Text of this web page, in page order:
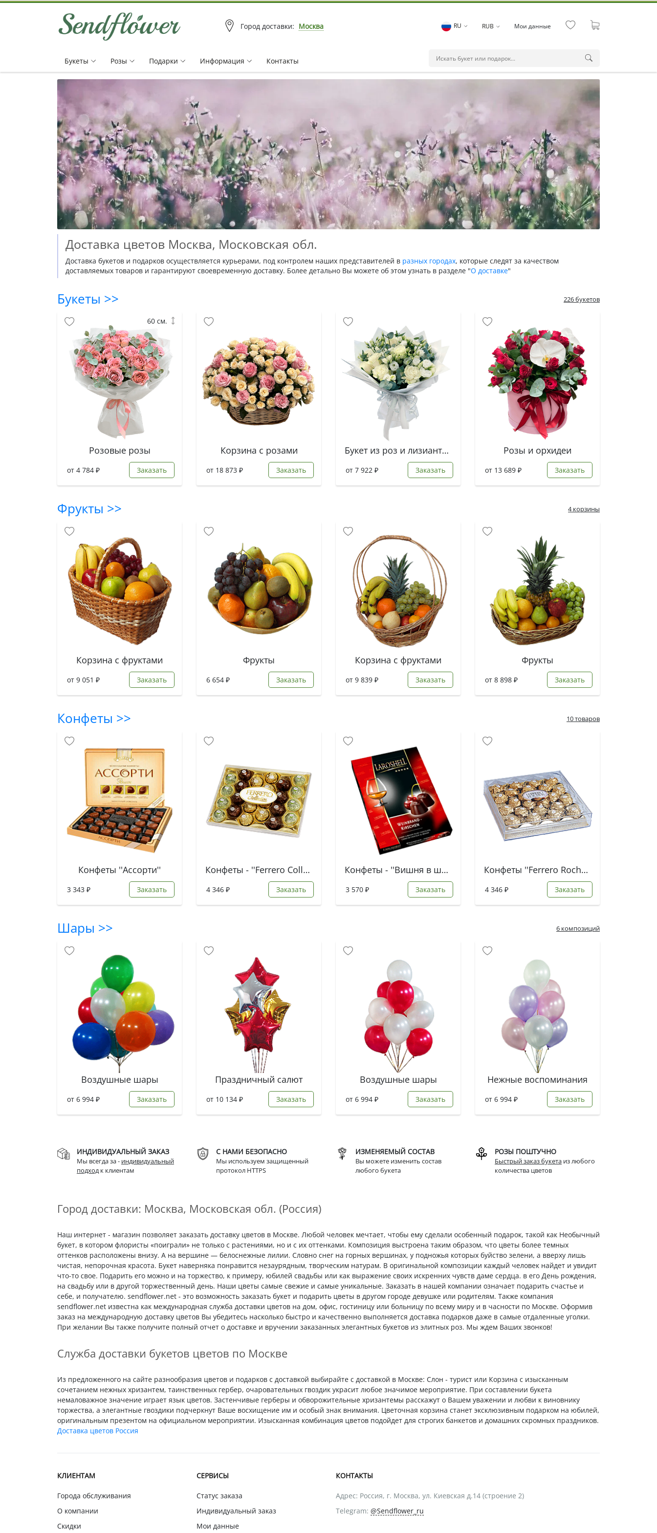
Город доставки: Москва RU RUB Мои данные
Букеты Pозы Подарки Информация Контакты
Доставка цветов Москва, Московская обл.
Доставка букетов и подарков осуществляется курьерами, под контролем наших представителей в разных городах, которые следят за качеством
доставляемых товаров и гарантируют своевременную доставку. Более детально Вы можете об этом узнать в разделе "О доставке"
Букеты >> 226 букетов
Розовые розы
от 4 784 ₽ Заказать
60 см.
Корзина с розами
от 18 873 ₽ Заказать
Букет из роз и лизиантусов
от 7 922 ₽ Заказать
Розы и орхидеи
от 13 689 ₽ Заказать
Фрукты >> 4 корзины
Корзина с фруктами
от 9 051 ₽ Заказать
Фрукты
6 654 ₽ Заказать
Корзина с фруктами
от 9 839 ₽ Заказать
Фрукты
от 8 898 ₽ Заказать
Конфеты >> 10 товаров
Конфеты ''Ассорти''
3 343 ₽ Заказать
Конфеты - ''Ferrero Collection''
4 346 ₽ Заказать
Конфеты - ''Вишня в шоколаде''
3 570 ₽ Заказать
Конфеты ''Ferrero Rocher''
4 346 ₽ Заказать
Шары >> 6 композиций
Воздушные шары
от 6 994 ₽ Заказать
Праздничный салют
от 10 134 ₽ Заказать
Воздушные шары
от 6 994 ₽ Заказать
Нежные воспоминания
от 6 994 ₽ Заказать
ИНДИВИДУАЛЬНЫЙ ЗАКАЗ
Мы всегда за - индивидуальный
подходк клиентам
С НАМИ БЕЗОПАСНО
Мы используем защищенный
протокол HTTPS
ИЗМЕНЯЕМЫЙ СОСТАВ
Вы можете изменить состав
любого букета
РОЗЫ ПОШТУЧНО
Быстрый заказ букета из любого
количества цветов
Город доставки: Москва, Московская обл. (Россия)
Наш интернет - магазин позволяет заказать доставку цветов в Москве. Любой человек мечтает, чтобы ему сделали особенный подарок, такой как Необычный
букет, в котором флористы «поиграли» не только с растениями, но и с их оттенками. Композиция выстроена таким образом, что цветы более темных
оттенков расположены внизу. А на вершине — белоснежные лилии. Словно снег на горных вершинах, у подножья которых буйство зелени, а вверху лишь
чистая, непорочная красота. Букет наверняка понравится незаурядным, творческим натурам. В оригинальной композиции каждый человек найдет и увидит
что-то свое. Подарить его можно и на торжество, к примеру, юбилей свадьбы или как выражение своих искренних чувств даме сердца. в его День рождения,
на свадьбу или в другой торжественный день. Наши цветы самые свежие и самые уникальные. Заказать в нашей компании означает подарить счастье и
себе, и получателю. sendflower.net - это возможность заказать букет и подарить цветы в другом городе девушке или родителям. Также компания
sendflower.net известна как международная служба доставки цветов на дом, офис, гостиницу или больницу по всему миру и в часности по Москве. Оформив
заказ на международную доставку цветов Вы убедитесь насколько быстро и качественно выполняется доставка подарков даже в самые отдаленные уголки.
При желании Вы также получите полный отчет о доставке и вручении заказанных элегантных букетов из элитных роз. Мы ждем Ваших звонков!
Служба доставки букетов цветов по Москве
Из предложенного на сайте разнообразия цветов и подарков с доставкой выбирайте с доставкой в Москве: Слон - турист или Корзина с изысканным
сочетанием нежных хризантем, таинственных гербер, очаровательных гвоздик украсит любое значимое мероприятие. При составлении букета
немаловажное значение играет язык цветов. Застенчивые герберы и обворожительные хризантемы расскажут о Вашем уважении и любви к виновнику
торжества, а элегантные гвоздики подчеркнут Ваше восхищение им и особый знак внимания. Цветочная корзина станет эксклюзивным подарком на юбилей,
оригинальным презентом на официальном мероприятии. Изысканная комбинация цветов подойдет для строгих банкетов и домашних скромных праздников.
Доставка цветов Россия
КЛИЕНТАМ
Города обслуживания
О компании
Скидки
СЕРВИСЫ
Статус заказа
Индивидуальный заказ
Мои данные
КОНТАКТЫ
Адрес: Россия, г. Москва, ул. Киевская д.14 (строение 2)
Telegram: @Sendflower_ru